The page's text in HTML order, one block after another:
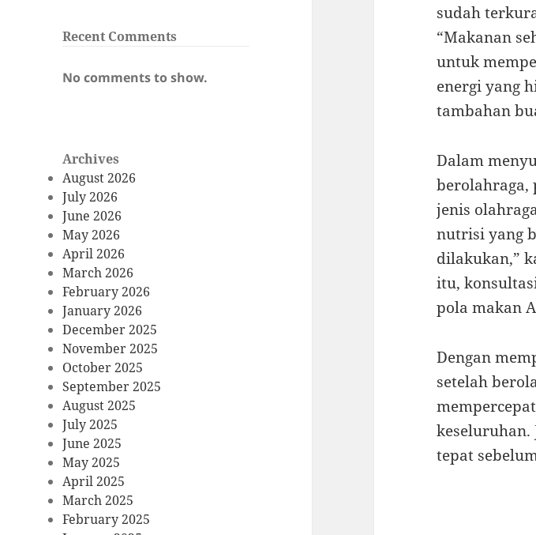
Recent Comments
No comments to show.
Archives
August 2026
July 2026
June 2026
May 2026
April 2026
March 2026
February 2026
January 2026
December 2025
November 2025
October 2025
September 2025
August 2025
July 2025
June 2025
May 2025
April 2025
March 2025
February 2025
sudah
“Makanan
untuk
energi yang
tambahan
Dalam
berolahraga,
jenis
nutrisi yang
dilakukan,”
itu,
pola makan
Dengan
setelah
tepat